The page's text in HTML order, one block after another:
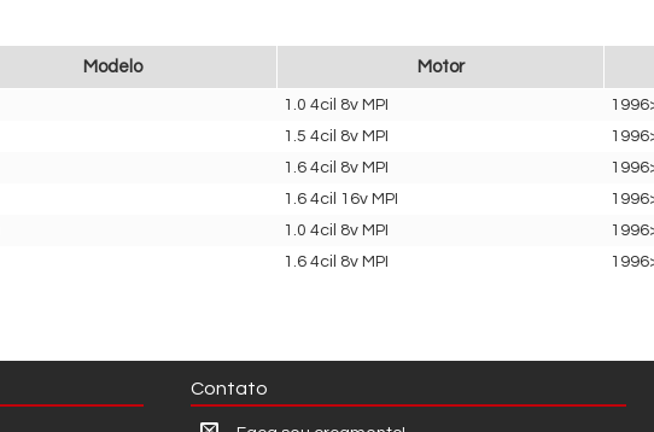
Modelo Motor
1.0 4cil 8v MPI
1.5 4cil 8v MPI
1.6 4cil 8v MPI
1.6 4cil 16v MPI
1.0 4cil 8v MPI
1.6 4cil 8v MPI
Contato